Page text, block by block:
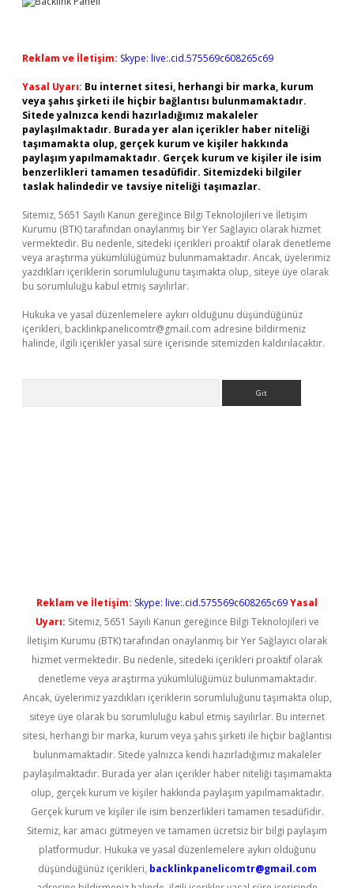
Reklam ve İletişim: Skype: live:.cid.575569c608265c69
Yasal Uyarı: Bu internet sitesi, herhangi bir marka, kurum
veya şahıs şirketi ile hiçbir bağlantısı bulunmamaktadır.
Sitede yalnızca kendi hazırladığımız makaleler
paylaşılmaktadır. Burada yer alan içerikler haber niteliği
taşımamakta olup, gerçek kurum ve kişiler hakkında
paylaşım yapılmamaktadır. Gerçek kurum ve kişiler ile isim
benzerlikleri tamamen tesadüfidir. Sitemizdeki bilgiler
taslak halindedir ve tavsiye niteliği taşımazlar.
Sitemiz, 5651 Sayılı Kanun gereğince Bilgi Teknolojileri ve İletişim
Kurumu (BTK) tarafından onaylanmış bir Yer Sağlayıcı olarak hizmet
vermektedir. Bu nedenle, sitedeki içerikleri proaktif olarak denetleme
veya araştırma yükümlülüğümüz bulunmamaktadır. Ancak, üyelerimiz
yazdıkları içeriklerin sorumluluğunu taşımakta olup, siteye üye olarak
bu sorumluluğu kabul etmiş sayılırlar.
Hukuka ve yasal düzenlemelere aykırı olduğunu düşündüğünüz
içerikleri, backlinkpanelicomtr@gmail.com adresine bildirmeniz
halinde, ilgili içerikler yasal süre içerisinde sitemizden kaldırılacaktır.
Reklam ve İletişim: Skype: live:.cid.575569c608265c69Yasal
Uyarı: Sitemiz, 5651 Sayılı Kanun gereğince Bilgi Teknolojileri ve
İletişim Kurumu (BTK) tarafından onaylanmış bir Yer Sağlayıcı olarak
hizmet vermektedir. Bu nedenle, sitedeki içerikleri proaktif olarak
denetleme veya araştırma yükümlülüğümüz bulunmamaktadır.
Ancak, üyelerimiz yazdıkları içeriklerin sorumluluğunu taşımakta olup,
siteye üye olarak bu sorumluluğu kabul etmiş sayılırlar. Bu internet
sitesi, herhangi bir marka, kurum veya şahıs şirketi ile hiçbir bağlantısı
bulunmamaktadır. Sitede yalnızca kendi hazırladığımız makaleler
paylaşılmaktadır. Burada yer alan içerikler haber niteliği taşımamakta
olup, gerçek kurum ve kişiler hakkında paylaşım yapılmamaktadır.
Gerçek kurum ve kişiler ile isim benzerlikleri tamamen tesadüfidir.
Sitemiz, kar amacı gütmeyen ve tamamen ücretsiz bir bilgi paylaşım
platformudur. Hukuka ve yasal düzenlemelere aykırı olduğunu
düşündüğünüz içerikleri, backlinkpanelicomtr@gmail.com